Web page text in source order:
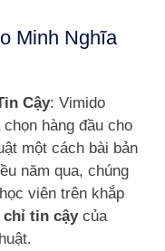
Minh Nghĩa
Cậy: Vimido
hàng đầu cho
một cách bài bản
năm qua, chúng
viên trên khắp
chỉ tin cậycủa